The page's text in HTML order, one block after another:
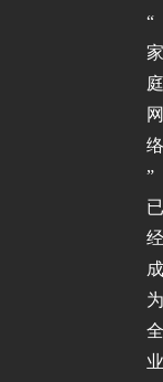
“
家
庭
网
络
”
已
经
成
为
全
业